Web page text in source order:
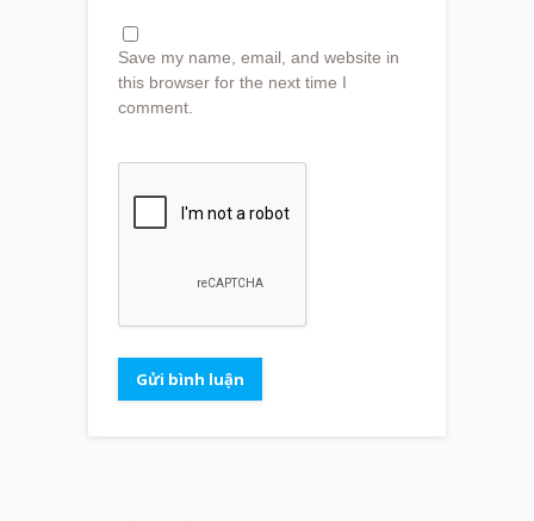
Save my name, email, and website in
this browser for the next time I
comment.